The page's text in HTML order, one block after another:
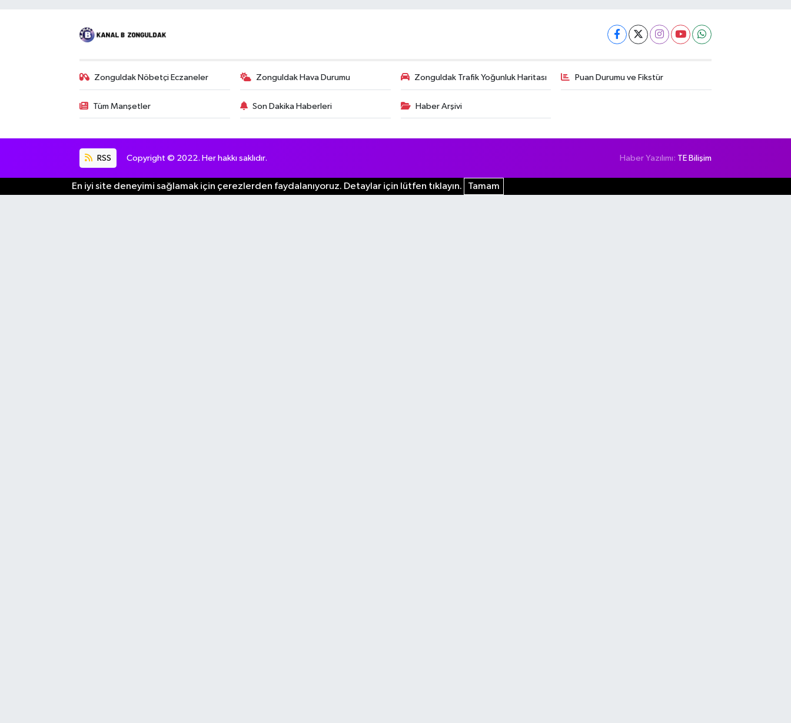
Zonguldak Nöbetçi Eczaneler Zonguldak Hava Durumu Zonguldak Trafik Yoğunluk Haritası Puan Durumu ve Fikstür
Tüm Manşetler Son Dakika Haberleri Haber Arşivi
RSS Copyright © 2022. Her hakkı saklıdır. Haber Yazılımı: TE Bilişim
En iyi site deneyimi sağlamak için çerezlerden faydalanıyoruz. Detaylar için lütfen tıklayın. Tamam